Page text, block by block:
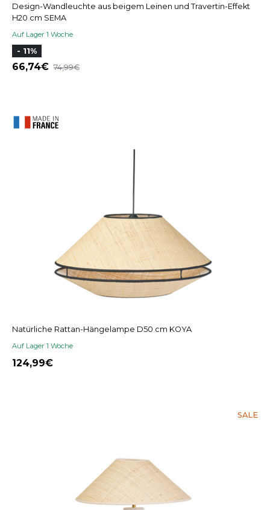
Design-Wandleuchte aus beigem Leinen und Travertin-Effekt
H20 cm SEMA
Auf Lager 1 Woche
- 11%
66,74 74,99
Natürliche Rattan-Hängelampe D50 cm KOYA
Auf Lager 1 Woche
124,99
SALE